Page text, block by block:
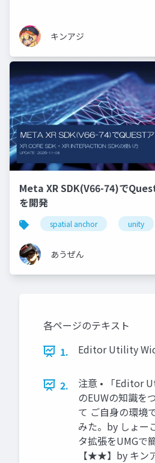
キンアジ
Meta XR SDK(V66-74)で
を開発
spatial anchor unity
あうぜん
各ページのテキスト
1.
Editor Utility
2.
注意 • 「Editor
のEUWの知識を
て ご自身の環
みた。by しょー
タ拡張をUMG
【★★】by キン